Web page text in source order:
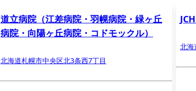
道立病院（江差病院・羽幌病院・緑ヶ丘
病院・向陽ヶ丘病院・コドモックル）
北海道札幌市中央区北3条西7丁目
北海